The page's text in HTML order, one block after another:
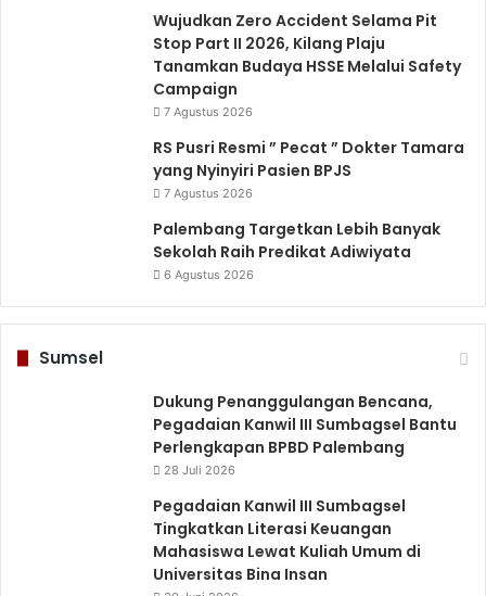
Wujudkan Zero Accident Selama Pit
Stop Part II 2026, Kilang Plaju
Tanamkan Budaya HSSE Melalui Safety
Campaign
7 Agustus 2026
RS Pusri Resmi ” Pecat ” Dokter Tamara
yang Nyinyiri Pasien BPJS
7 Agustus 2026
Palembang Targetkan Lebih Banyak
Sekolah Raih Predikat Adiwiyata
6 Agustus 2026
Sumsel
Dukung Penanggulangan Bencana,
Pegadaian Kanwil III Sumbagsel Bantu
Perlengkapan BPBD Palembang
28 Juli 2026
Pegadaian Kanwil III Sumbagsel
Tingkatkan Literasi Keuangan
Mahasiswa Lewat Kuliah Umum di
Universitas Bina Insan